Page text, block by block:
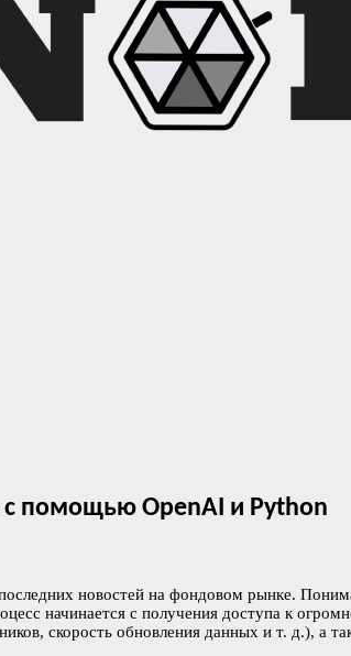
помощью OpenAI и Python
новостей на фондовом рынке.
начинается с получения доступа к
скорость обновления данных и т. д.), а